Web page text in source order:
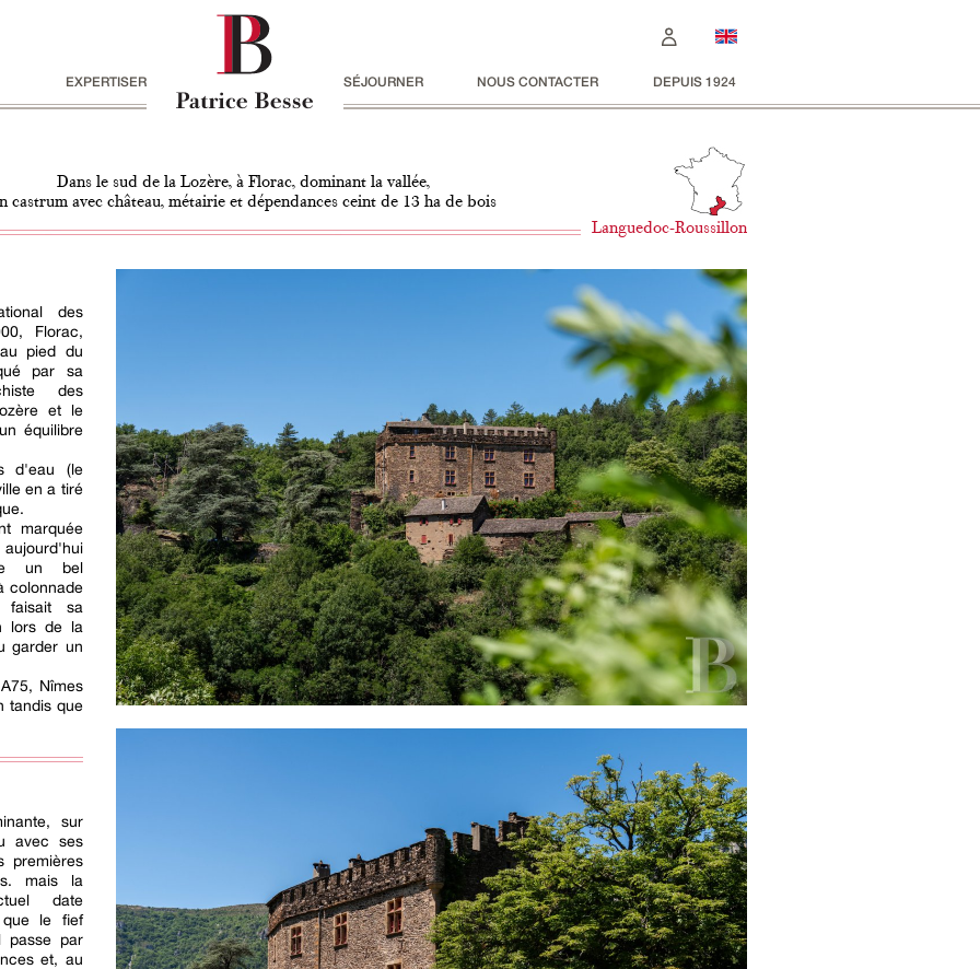
EXPERTISER SÉJOURNER NOUS CONTACTER DEPUIS 1924
Dans le sud de la Lozère, à Florac, dominant la vallée,
castrum avec château, métairie et dépendances ceint de 13 ha de bois
Languedoc-Roussillon
des
Florac,
pied du
par sa
des
et le
équilibre
d'eau (le
en a tiré
marquée
un bel
colonnade
faisait sa
lors de la
garder un
Nîmes
tandis que
sur
avec ses
premières
mais la
date
que le fief
passe par
et, au